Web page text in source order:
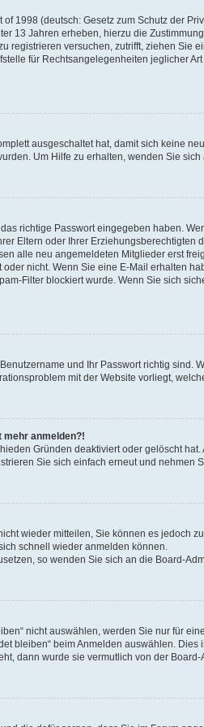
1998 (deutsch: Gesetz zum Schutz der
13 Jahren erheben, hierzu die
registrieren versuchen, zutrifft, ziehen
für Rechtsangelegenheiten jeglicher
ausgeschaltet hat, damit sich keine
Um Hilfe zu erhalten, wenden Sie sich
richtige Passwort eingegeben haben.
Eltern oder Ihrer
alle neu angemeldeten Mitglieder erst
nicht. Wenn Sie eine E-Mail erhalten
Filter blockiert wurde. Wenn Sie sich
und Ihr Passwort richtig
mit der Website vorliegt,
anmelden?!
Gründen deaktiviert oder gelöscht
Sie sich einfach erneut und nehmen
wieder mitteilen, Sie können es jedoch
schnell wieder anmelden können.
so wenden Sie sich an die Board-
nicht auswählen, werden Sie nur für
bleiben“ beim Anmelden auswählen.
dann wurde sie vermutlich von der